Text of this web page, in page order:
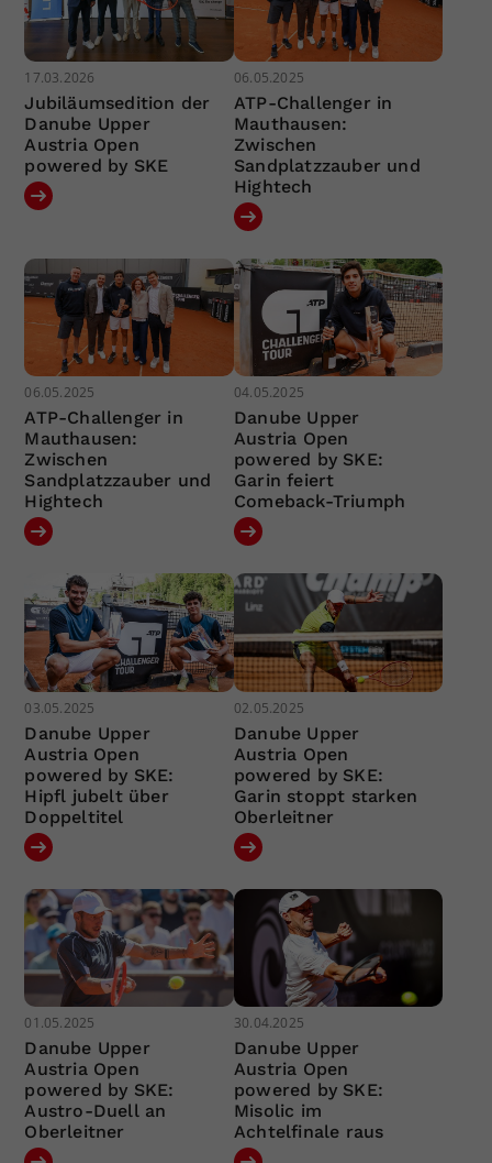
17.03.2026
Jubiläumsedition der
Danube Upper
Austria Open
powered by SKE
06.05.2025
ATP-Challenger in
Mauthausen:
Zwischen
Sandplatzzauber und
Hightech
06.05.2025
ATP-Challenger in
Mauthausen:
Zwischen
Sandplatzzauber und
Hightech
04.05.2025
Danube Upper
Austria Open
powered by SKE:
Garin feiert
Comeback-Triumph
03.05.2025
Danube Upper
Austria Open
powered by SKE:
Hipfl jubelt über
Doppeltitel
02.05.2025
Danube Upper
Austria Open
powered by SKE:
Garin stoppt starken
Oberleitner
01.05.2025
Danube Upper
Austria Open
powered by SKE:
Austro-Duell an
Oberleitner
30.04.2025
Danube Upper
Austria Open
powered by SKE:
Misolic im
Achtelfinale raus